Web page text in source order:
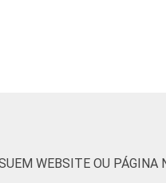
nas organizações
WEBSITE OU PÁGINA